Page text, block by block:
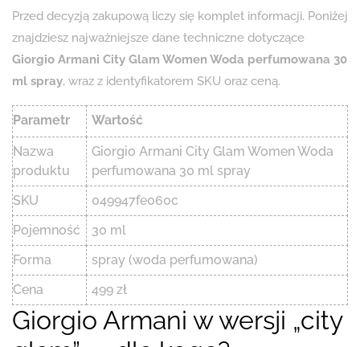
Przed decyzją zakupową liczy się komplet informacji. Poniżej
znajdziesz najważniejsze dane techniczne dotyczące
Giorgio Armani City Glam Women Woda perfumowana 30
ml spray, wraz z identyfikatorem SKU oraz ceną.
Parametr Wartość
Nazwa
produktu
Giorgio Armani City Glam Women Woda
perfumowana 30 ml spray
SKU
049947fe060c
Pojemność
30 ml
Forma
spray (woda perfumowana)
Cena
499 zł
Giorgio Armani w wersji „city